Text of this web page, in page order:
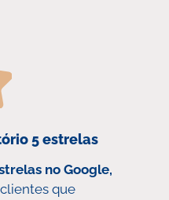
5 estrelas
no Google,
que